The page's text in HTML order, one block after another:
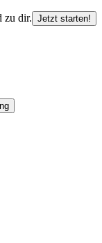
zu dir. Jetzt starten!